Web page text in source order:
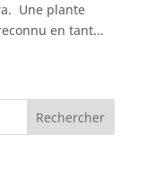
Une plante
en tant...